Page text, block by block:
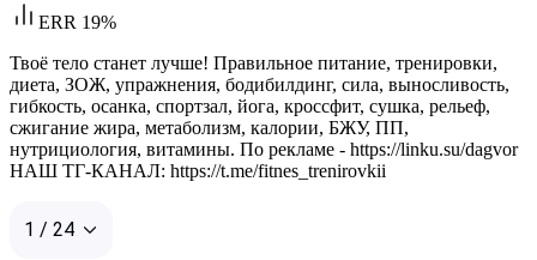
ERR 19%
Твоё тело станет лучше! Правильное питание, тренировки,
диета, ЗОЖ, упражнения, бодибилдинг, сила, выносливость,
гибкость, осанка, спортзал, йога, кроссфит, сушка, рельеф,
сжигание жира, метаболизм, калории, БЖУ, ПП,
нутрициология, витамины. По рекламе - https://linku.su/dagvor
НАШ ТГ-КАНАЛ: https://t.me/fitnes_trenirovkii
1 / 24